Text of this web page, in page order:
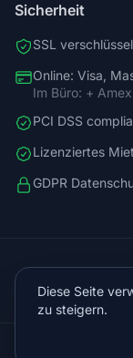
Sicherheit
SSL
Online: Visa,
Im Büro: +
PCI DSS
Lizenziertes
GDPR
© 2026
Diese Seite
zu steigern.